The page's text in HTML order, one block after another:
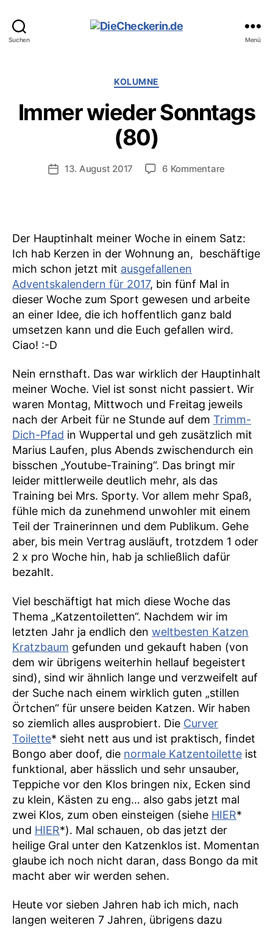
Suchen Menü
Kategorien
KOLUMNE
Immer wieder Sonntags
(80)
Veröffentlichungsdatum
13. August 2017 6 Kommentare
Der Hauptinhalt meiner Woche in einem Satz:
Ich hab Kerzen in der Wohnung an, beschäftige
mich schon jetzt mit ausgefallenen
Adventskalendern für 2017, bin fünf Mal in
dieser Woche zum Sport gewesen und arbeite
an einer Idee, die ich hoffentlich ganz bald
umsetzen kann und die Euch gefallen wird.
Ciao! :-D
Nein ernsthaft. Das war wirklich der Hauptinhalt
meiner Woche. Viel ist sonst nicht passiert. Wir
waren Montag, Mittwoch und Freitag jeweils
nach der Arbeit für ne Stunde auf dem Trimm-
Dich-Pfad in Wuppertal und geh zusätzlich mit
Marius Laufen, plus Abends zwischendurch ein
bisschen „Youtube-Training“. Das bringt mir
leider mittlerweile deutlich mehr, als das
Training bei Mrs. Sporty. Vor allem mehr Spaß,
fühle mich da zunehmend unwohler mit einem
Teil der Trainerinnen und dem Publikum. Gehe
aber, bis mein Vertrag ausläuft, trotzdem 1 oder
2 x pro Woche hin, hab ja schließlich dafür
bezahlt.
Viel beschäftigt hat mich diese Woche das
Thema „Katzentoiletten“. Nachdem wir im
letzten Jahr ja endlich den weltbesten Katzen
Kratzbaum gefunden und gekauft haben (von
dem wir übrigens weiterhin hellauf begeistert
sind), sind wir ähnlich lange und verzweifelt auf
der Suche nach einem wirklich guten „stillen
Örtchen“ für unsere beiden Katzen. Wir haben
so ziemlich alles ausprobiert. Die Curver
Toilette* sieht nett aus und ist praktisch, findet
Bongo aber doof, die normale Katzentoilette ist
funktional, aber hässlich und sehr unsauber,
Teppiche vor den Klos bringen nix, Ecken sind
zu klein, Kästen zu eng… also gabs jetzt mal
zwei Klos, zum oben einsteigen (siehe HIER*
und HIER*). Mal schauen, ob das jetzt der
heilige Gral unter den Katzenklos ist. Momentan
glaube ich noch nicht daran, dass Bongo da mit
macht aber wir werden sehen.
Heute vor sieben Jahren hab ich mich, nach
langen weiteren 7 Jahren, übrigens dazu